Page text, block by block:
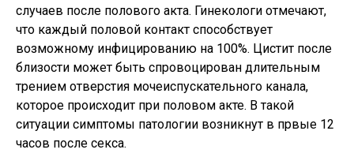
случаев после полового акта. Гинекологи отмечают,
что каждый половой контакт способствует
возможному инфицированию на 100%. Цистит после
близости может быть спровоцирован длительным
трением отверстия мочеиспускательного канала,
которое происходит при половом акте. В такой
ситуации симптомы патологии возникнут в првые 12
часов после секса.